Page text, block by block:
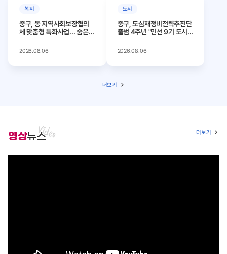
복지
중구, 동 지역사회보장협의
체 맞춤형 특화사업... 숨은
2026.08.06
도시
중구, 도심재정비전략추진단
출범 4주년 "민선 9기 도시
2026.08.06
더보기
영상뉴스 더보기